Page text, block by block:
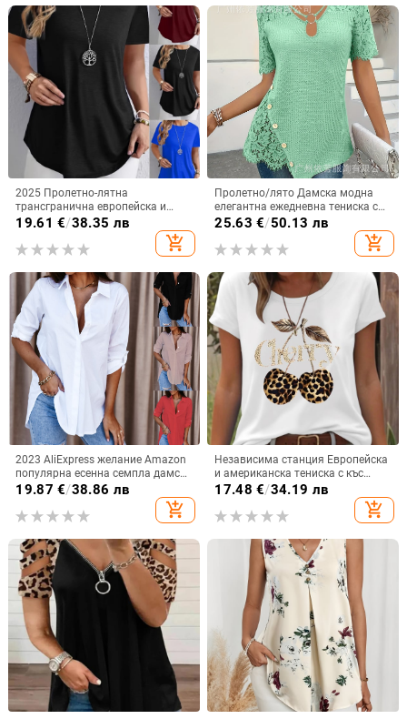
2025 Пролетно-лятна
трансгранична европейска и
американска Amazon Wish Export
Нова пролетно-лятна тениска с
чист цвят и елегантни копчета за
19.61 €/38.35 лв
add_shopping_cart
Пролетно/лято Дамска модна
елегантна ежедневна тениска с
плетена дантела и бродерия,
плътен цвят, кръгло деколте, къс
ръкав, дамска дълга версия
25.63 €/50.13 лв
add_shopping_cart
2023 AliExpress желание Amazon
популярна есенна семпла дамска
риза с дълъг ръкав и V-образно
деколте с копчета дамска риза
19.87 €/38.86 лв
add_shopping_cart
Независима станция Европейска
и американска тениска с къс
ръкав, дамска черешова
леопардова щампа, черешова
кръгла яка, свободна тениска с
трансграничен износ
17.48 €/34.19 лв
add_shopping_cart